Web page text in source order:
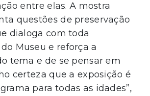
entre elas. A mostra
questões de preservação
dialoga com toda
Museu e reforça a
tema e de se pensar em
certeza que a exposição é
para todas as idades”,